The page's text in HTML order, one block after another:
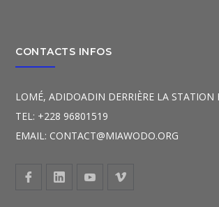
CONTACTS INFOS
LOMÉ, ADIDOADIN DERRIÈRE LA STATION
TEL: +228 96801519
EMAIL: CONTACT@MIAWODO.ORG